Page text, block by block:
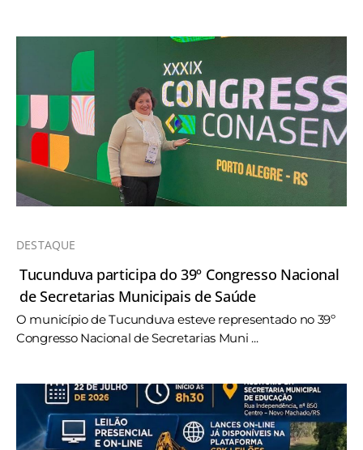
DESTAQUE
Tucunduva participa do 39º Congresso Nacional
de Secretarias Municipais de Saúde
O município de Tucunduva esteve representado no 39º
Congresso Nacional de Secretarias Muni ...